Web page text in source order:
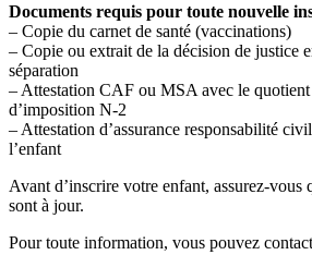
Documents requis pour toute nouvelle
– Copie du carnet de santé (vaccinations)
– Copie ou extrait de la décision de justice
séparation
– Attestation CAF ou MSA avec le
d’imposition N-2
– Attestation d’assurance responsabilité
l’enfant
Avant d’inscrire votre enfant, assurez-vous
sont à jour.
Pour toute information, vous pouvez